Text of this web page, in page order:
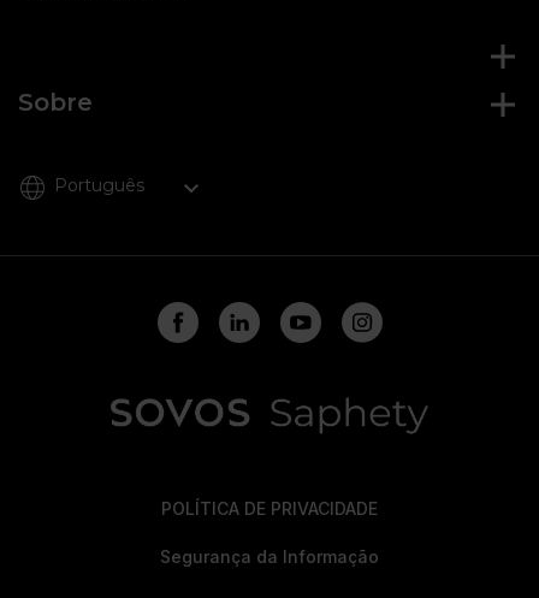
Sobre
Português
POLÍTICA DE PRIVACIDADE
Segurança da Informação